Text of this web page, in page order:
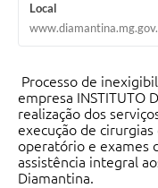
Local
Processo de
empresa INSTITUTO
realização dos
execução de
operatório e exames
assistência integral
Diamantina.